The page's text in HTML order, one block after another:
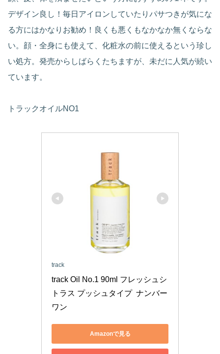
デザイン良し！毎日アイロンしていたりパサつきが気にな
る方にはかなりお勧め！良くも悪くもなかなか無くならな
い。顔・全身にも使えて、化粧水の前に使えるという珍し
い処方。発売からしばらくたちますが、未だに人気が続い
ています。
トラックオイルNO1
track
track Oil No.1 90ml フレッシュシ
トラス プッシュタイプ  ナンバー
ワン
Amazonで見る